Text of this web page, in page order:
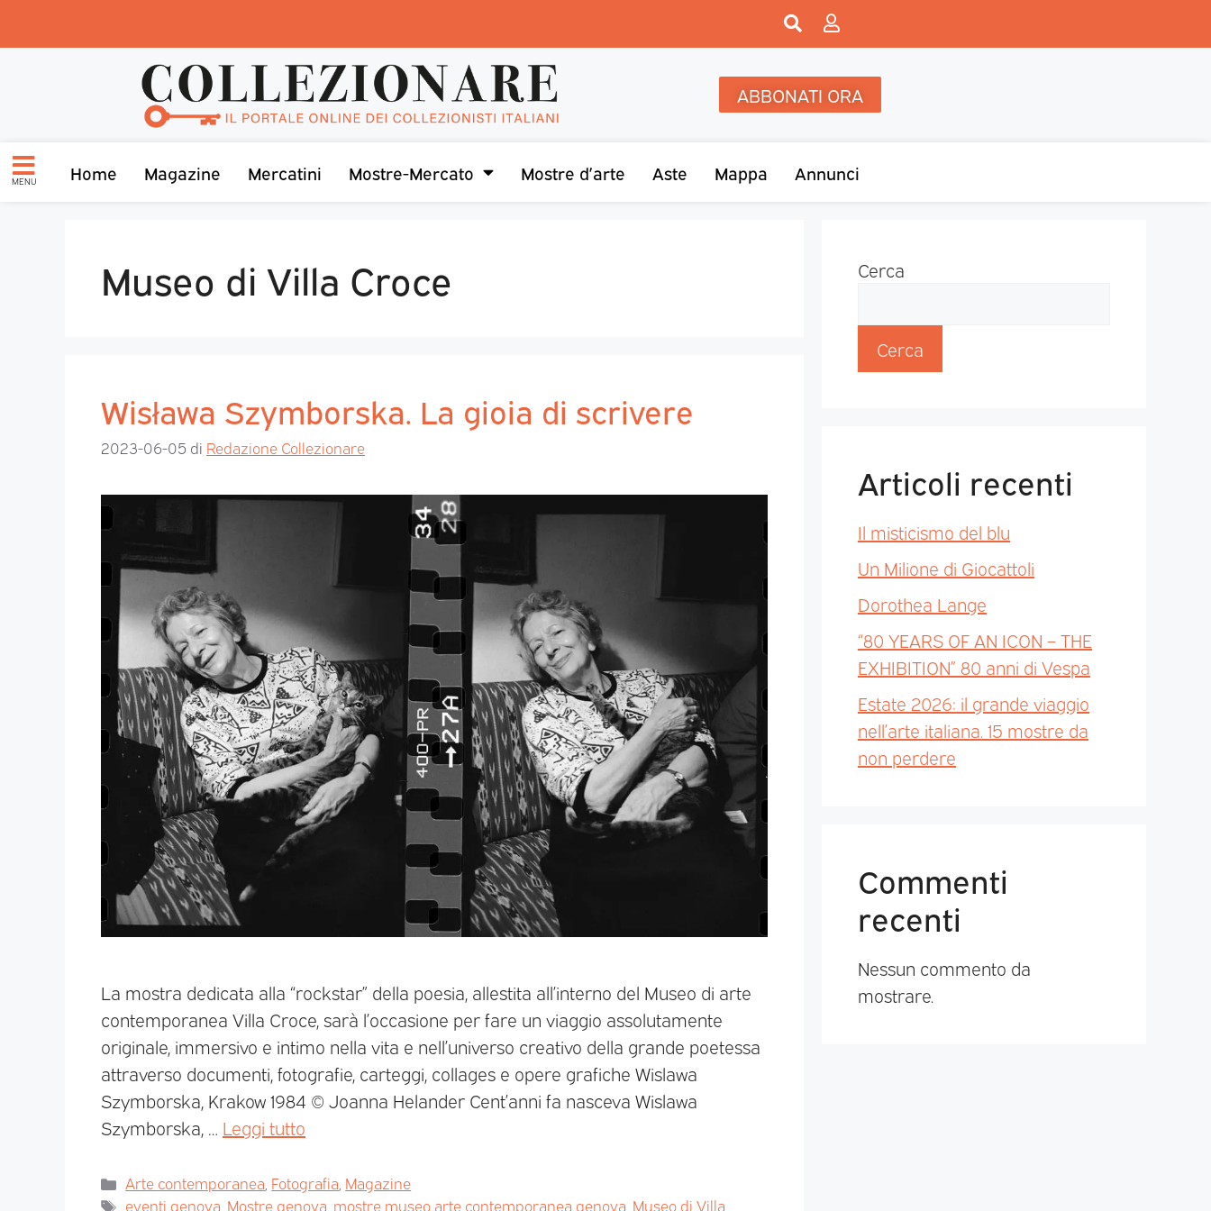
ABBONATI ORA
MENU Home Magazine Mercatini Mostre-Mercato Mostre d’arte Aste Mappa Annunci
Museo di Villa Croce
Wisława Szymborska. La gioia di scrivere
2023-06-05 di Redazione Collezionare
La mostra dedicata alla “rockstar” della poesia, allestita all’interno del Museo di arte
contemporanea Villa Croce, sarà l’occasione per fare un viaggio assolutamente
originale, immersivo e intimo nella vita e nell’universo creativo della grande poetessa
attraverso documenti, fotografie, carteggi, collages e opere grafiche Wislawa
Szymborska, Krakow 1984 © Joanna Helander Cent’anni fa nasceva Wislawa
Szymborska, … Leggi tutto
Arte contemporanea Fotografia Magazine
eventi genova Mostre genova mostre museo arte contemporanea genova Museo di Villa
Cerca
Cerca
Articoli recenti
Il misticismo del blu
Un Milione di Giocattoli
Dorothea Lange
“80 YEARS OF AN ICON – THE
EXHIBITION” 80 anni di Vespa
Estate 2026: il grande viaggio
nell’arte italiana. 15 mostre da
non perdere
Commenti
recenti
Nessun commento da
mostrare.